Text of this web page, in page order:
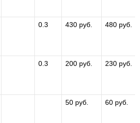
0.3 430 руб. 480 руб.
0.3 200 руб. 230 руб.
50 руб. 60 руб.